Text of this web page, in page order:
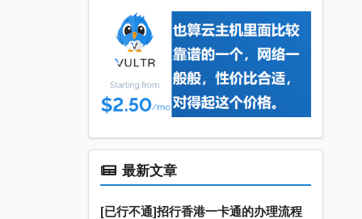
最新文章
[已行不通]招行香港一卡通的办理流程